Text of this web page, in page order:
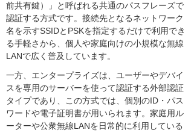
前共有鍵）」と呼ばれる共通のパスフレーズで
認証する方式です。接続先となるネットワーク
名を示すSSIDとPSKを指定するだけで利用でき
る手軽さから、個人や家庭向けの小規模な無線
LANで広く普及しています。
一方、エンタープライズは、ユーザーやデバイ
スを専用のサーバーを使って認証する外部認証
タイプであり、この方式では、個別のID・パス
ワードや電子証明書が用いられます。家庭用ル
ーターや公衆無線LANを日常的に利用している